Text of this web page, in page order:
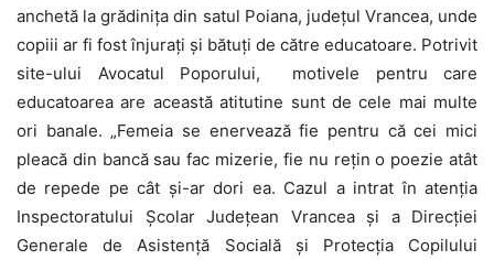
anchetă la grădinița din satul Poiana, județul Vrancea, unde
copiii ar fi fost înjurați și bătuți de către educatoare. Potrivit
site-ului Avocatul Poporului, motivele pentru care
educatoarea are această atitutine sunt de cele mai multe
ori banale. „Femeia se enervează fie pentru că cei mici
pleacă din bancă sau fac mizerie, fie nu rețin o poezie atât
de repede pe cât și-ar dori ea. Cazul a intrat în atenția
Inspectoratului Școlar Județean Vrancea și a Direcției
Generale de Asistență Socială și Protecția Copilului